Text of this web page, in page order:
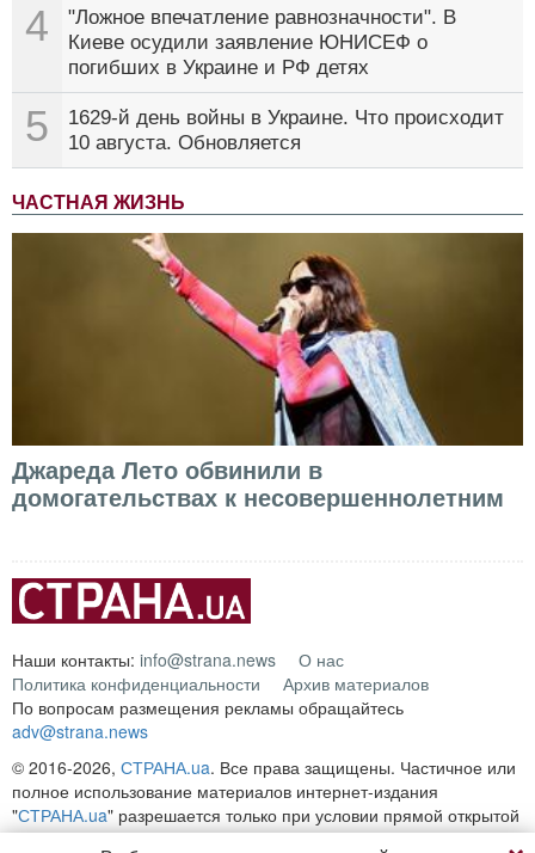
4
"Ложное впечатление равнозначности". В
Киеве осудили заявление ЮНИСЕФ о
погибших в Украине и РФ детях
5
1629-й день войны в Украине. Что происходит
10 августа. Обновляется
ЧАСТНАЯ ЖИЗНЬ
Джареда Лето обвинили в
домогательствах к несовершеннолетним
Наши контакты: info@strana.news
О нас
Политика конфиденциальности
Архив материалов
По вопросам размещения рекламы обращайтесь
adv@strana.news
© 2016-2026, СТРАНА.ua. Все права защищены. Частичное или
полное использование материалов интернет-издания
"СТРАНА.ua" разрешается только при условии прямой открытой
для поисковых систем гиперссылки на непосредственный адрес